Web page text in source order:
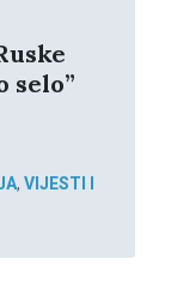
selo”
, VIJESTI I